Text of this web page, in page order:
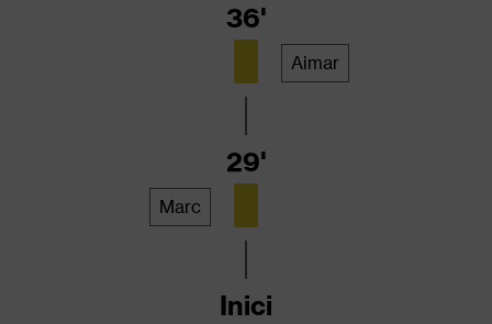
Aimar
36'
Marc
29'
Inici